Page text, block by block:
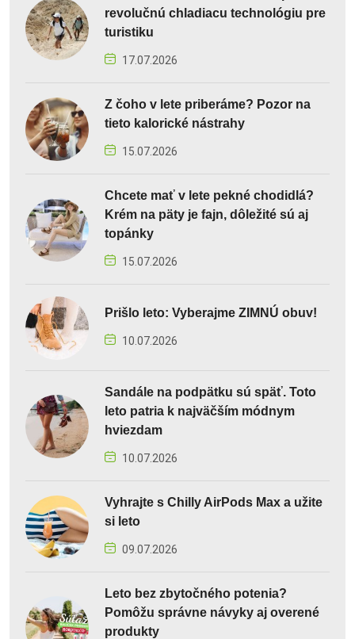
revolučnú chladiacu technológiu pre
turistiku
17.07.2026
Z čoho v lete priberáme? Pozor na
tieto kalorické nástrahy
15.07.2026
Chcete mať v lete pekné chodidlá?
Krém na päty je fajn, dôležité sú aj
topánky
15.07.2026
Prišlo leto: Vyberajme ZIMNÚ obuv!
10.07.2026
Sandále na podpätku sú späť. Toto
leto patria k najväčším módnym
hviezdam
10.07.2026
Vyhrajte s Chilly AirPods Max a užite
si leto
09.07.2026
Leto bez zbytočného potenia?
Pomôžu správne návyky aj overené
produkty